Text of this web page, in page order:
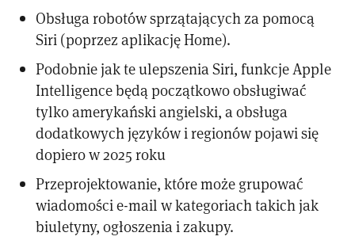
Obsługa robotów sprzątających za pomocą
Siri (poprzez aplikację Home).
Podobnie jak te ulepszenia Siri, funkcje Apple
Intelligence będą początkowo obsługiwać
tylko amerykański angielski, a obsługa
dodatkowych języków i regionów pojawi się
dopiero w 2025 roku
Przeprojektowanie, które może grupować
wiadomości e-mail w kategoriach takich jak
biuletyny, ogłoszenia i zakupy.